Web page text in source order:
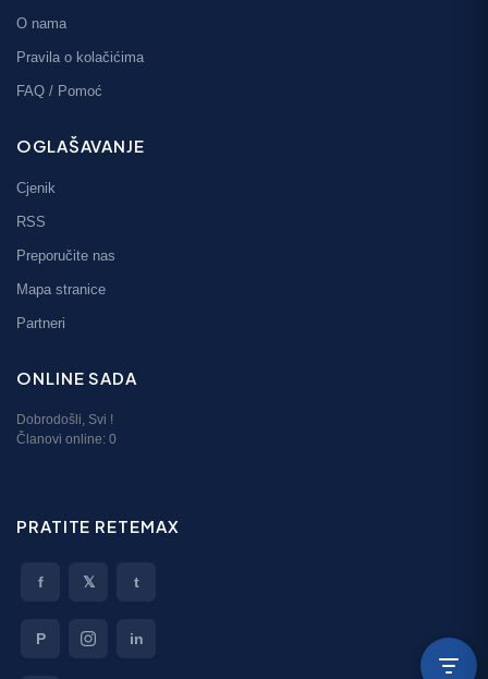
O nama
Pravila o kolačićima
FAQ / Pomoć
OGLAŠAVANJE
Cjenik
RSS
Preporučite nas
Mapa stranice
Partneri
ONLINE SADA
Dobrodošli, Svi !
Članovi online: 0
PRATITE RETEMAX
f 𝕏 t
P in